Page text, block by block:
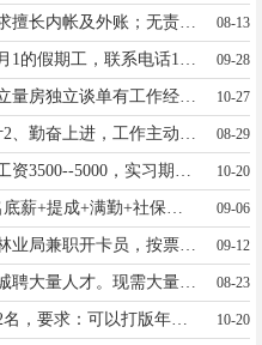
青岛啤酒诚聘会计一名：要求擅长内帐及外账；无责底薪：3800元/月；上班时间早8点-11点30；下午1点30-5点；午休2小时。月休4天，享受法休，有意向者可尽快联系我们。翟经理：15134560335李经理13846645555 08-13
09-28
招聘室内设计师两名，有独立量房独立谈单有工作经验。男女不限，学历不限。孙经理18249801117 10-27
08-29
10-20
09-06
菜鸟快递公司招聘伊春下面林业局兼职开卡员，按票计费：翠峦、金山屯、五营、嘉荫、红星、带领有意者电话联系：13845821222于老板13845821222 09-12
伊春市悦鲜生商贸有限公司诚聘大量人才。现需大量收银员。理货员。促销员。店长。薪资待遇面议。有意者联系苍店长：13845498010。期待您的加入。打苍店18345891731 08-23
伊春地下商场招聘女装导购2名，要求：可以打版年龄小，会不会卖货都可以，我们可以培训。前提是：性格一定要开朗活泼，爱说话。性格内敛含蓄不要来了，工资和能力是持平的，有保底工资，3000一8000不封顶。有兴趣的可以联系我一下18210559092女士13846669795 10-20